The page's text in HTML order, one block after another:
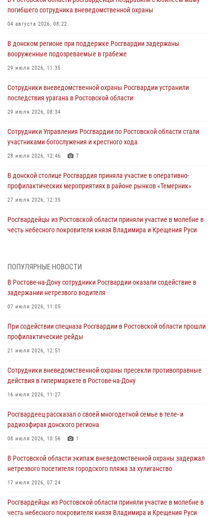
погибшего сотрудника вневедомственной охраны
04 августа 2026, 08:22
В донском регионе при поддержке Росгвардии задержаны
вооруженные подозреваемые в грабеже
29 июля 2026, 11:35
Сотрудники вневедомственной охраны Росгвардии устранили
последствия урагана в Ростовской области
29 июля 2026, 08:34
Сотрудники Управления Росгвардии по Ростовской области стали
участниками богослужения и крестного хода
28 июля 2026, 12:46 7
В донской столице Росгвардия приняла участие в оперативно-
профилактических мероприятиях в районе рынков «Темерник»
27 июля 2026, 12:35
Росгвардейцы из Ростовской области приняли участие в молебне в
честь небесного покровителя князя Владимира и Крещения Руси
При содействии спецназа Росгвардии в Ростовской области прошли
21 июля 2026, 12:51
В Ростовской области экипаж вневедомственной охраны задержал
17 июля 2026, 07:24
Сотрудники вневедомственной охраны пресекли противоправные
16 июля 2026, 11:27
Конкурс профессионального мастерства взрывотехников прошел в
15 июля 2026, 06:39
ПОПУЛЯРНЫЕ НОВОСТИ
В Ростове-на-Дону сотрудники Росгвардии оказали содействие в
задержании нетрезвого водителя
07 июля 2026, 11:05
При содействии спецназа Росгвардии в Ростовской области прошли
профилактические рейды
21 июля 2026, 12:51
Сотрудники вневедомственной охраны пресекли противоправные
действия в гипермаркете в Ростове-на-Дону
16 июля 2026, 11:27
Росгвардеец рассказал о своей многодетной семье в теле- и
радиоэфирах донского региона
08 июля 2026, 10:56 1
В Ростовской области экипаж вневедомственной охраны задержал
нетрезвого посетителя городского пляжа за хулиганство
17 июля 2026, 07:24
Росгвардейцы из Ростовской области приняли участие в молебне в
честь небесного покровителя князя Владимира и Крещения Руси